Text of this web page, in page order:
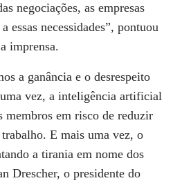
negociações, as empresas
essas necessidades”, pontuou
imprensa.
a ganância e o desrespeito
vez, a inteligência artificial
membros em risco de reduzir
E mais uma vez, o
a tirania em nome dos
Drescher, o presidente do